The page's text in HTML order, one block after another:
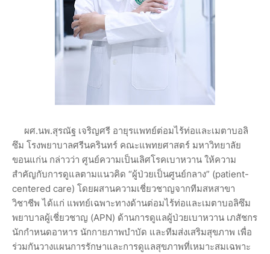
ผศ.นพ.สุรณัฐ เจริญศรี อายุรแพทย์ต่อมไร้ท่อและเมตาบอลิ
ซึม โรงพยาบาลศรีนครินทร์ คณะแพทยศาสตร์ มหาวิทยาลัย
ขอนแก่น กล่าวว่า ศูนย์ความเป็นเลิศโรคเบาหวาน ให้ความ
สำคัญกับการดูแลตามแนวคิด “ผู้ป่วยเป็นศูนย์กลาง” (patient-
centered care) โดยผสานความเชี่ยวชาญจากทีมสหสาขา
วิชาชีพ ได้แก่ แพทย์เฉพาะทางด้านต่อมไร้ท่อและเมตาบอลิซึม
พยาบาลผู้เชี่ยวชาญ (APN) ด้านการดูแลผู้ป่วยเบาหวาน เภสัชกร
นักกำหนดอาหาร นักกายภาพบำบัด และทีมส่งเสริมสุขภาพ เพื่อ
ร่วมกันวางแผนการรักษาและการดูแลสุขภาพที่เหมาะสมเฉพาะ